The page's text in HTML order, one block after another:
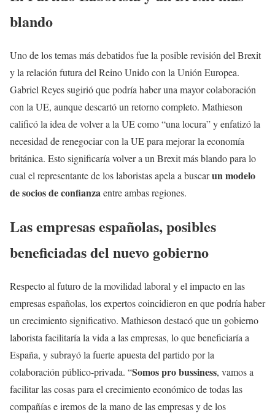
blando
Uno de los temas más debatidos fue la posible revisión del Brexit
y la relación futura del Reino Unido con la Unión Europea.
Gabriel Reyes sugirió que podría haber una mayor colaboración
con la UE, aunque descartó un retorno completo. Mathieson
calificó la idea de volver a la UE como “una locura” y enfatizó la
necesidad de renegociar con la UE para mejorar la economía
británica. Esto significaría volver a un Brexit más blando para lo
cual el representante de los laboristas apela a buscarun modelo
de socios de confianzaentre ambas regiones.
Las empresas españolas, posibles
beneficiadas del nuevo gobierno
Respecto al futuro de la movilidad laboral y el impacto en las
empresas españolas, los expertos coincidieron en que podría haber
un crecimiento significativo. Mathieson destacó que un gobierno
laborista facilitaría la vida a las empresas, lo que beneficiaría a
España, y subrayó la fuerte apuesta del partido por la
colaboración público-privada. “Somos pro bussiness, vamos a
facilitar las cosas para el crecimiento económico de todas las
compañías e iremos de la mano de las empresas y de los